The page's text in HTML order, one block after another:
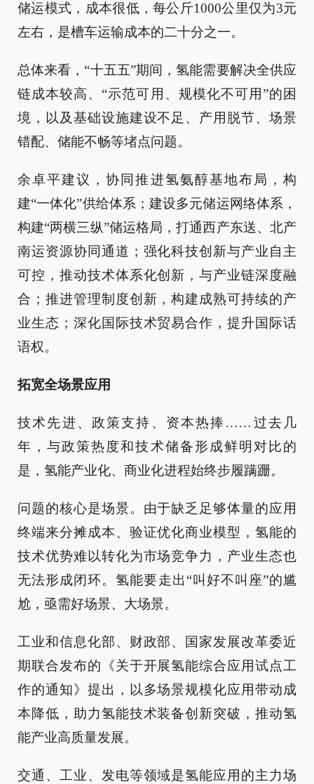
储运模式，成本很低，每公斤1000公里仅为3元
左右，是槽车运输成本的二十分之一。
总体来看，“十五五”期间，氢能需要解决全供应
链成本较高、“示范可用、规模化不可用”的困
境，以及基础设施建设不足、产用脱节、场景
错配、储能不畅等堵点问题。
余卓平建议，协同推进氢氨醇基地布局，构
建“一体化”供给体系；建设多元储运网络体系，
构建“两横三纵”储运格局，打通西产东送、北产
南运资源协同通道；强化科技创新与产业自主
可控，推动技术体系化创新，与产业链深度融
合；推进管理制度创新，构建成熟可持续的产
业生态；深化国际技术贸易合作，提升国际话
语权。
拓宽全场景应用
技术先进、政策支持、资本热捧……过去几
年，与政策热度和技术储备形成鲜明对比的
是，氢能产业化、商业化进程始终步履蹒跚。
问题的核心是场景。由于缺乏足够体量的应用
终端来分摊成本、验证优化商业模型，氢能的
技术优势难以转化为市场竞争力，产业生态也
无法形成闭环。氢能要走出“叫好不叫座”的尴
尬，亟需好场景、大场景。
工业和信息化部、财政部、国家发展改革委近
期联合发布的《关于开展氢能综合应用试点工
作的通知》提出，以多场景规模化应用带动成
本降低，助力氢能技术装备创新突破，推动氢
能产业高质量发展。
交通、工业、发电等领域是氢能应用的主力场